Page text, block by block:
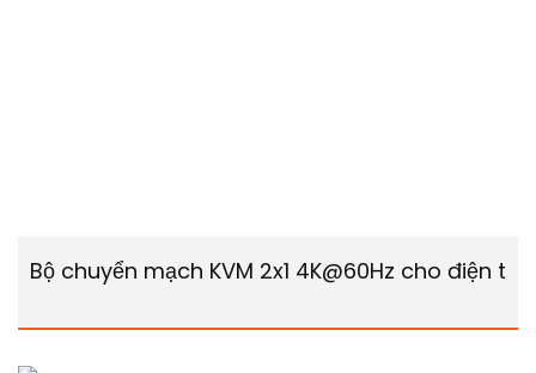
Bộ chuyển mạch KVM 2x1 4K@60Hz cho điện